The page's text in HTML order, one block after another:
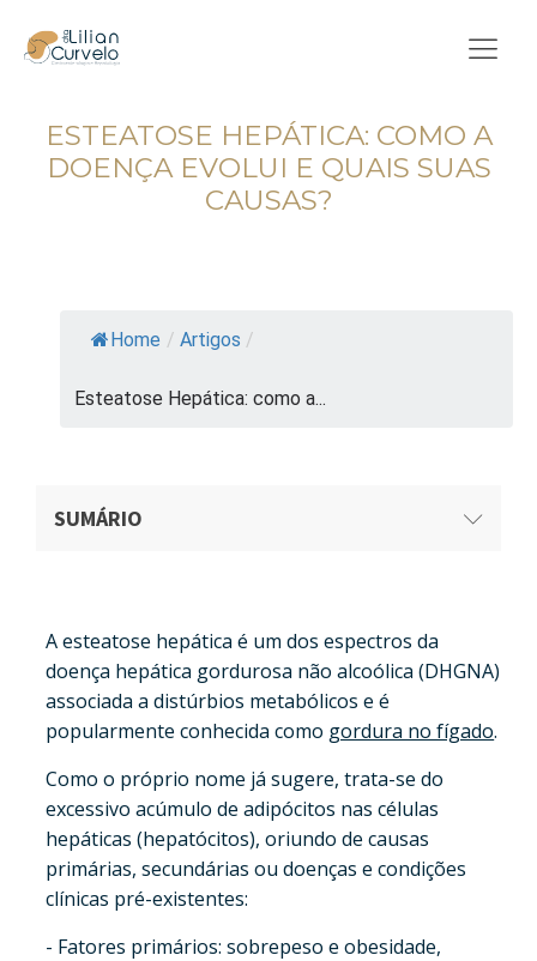
ESTEATOSE HEPÁTICA: COMO A
DOENÇA EVOLUI E QUAIS SUAS
CAUSAS?
Home / Artigos /
Esteatose Hepática: como a...
SUMÁRIO
A esteatose hepática é um dos espectros da
doença hepática gordurosa não alcoólica (DHGNA)
associada a distúrbios metabólicos e é
popularmente conhecida como gordura no fígado.
Como o próprio nome já sugere, trata-se do
excessivo acúmulo de adipócitos nas células
hepáticas (hepatócitos), oriundo de causas
primárias, secundárias ou doenças e condições
clínicas pré-existentes:
- Fatores primários: sobrepeso e obesidade,